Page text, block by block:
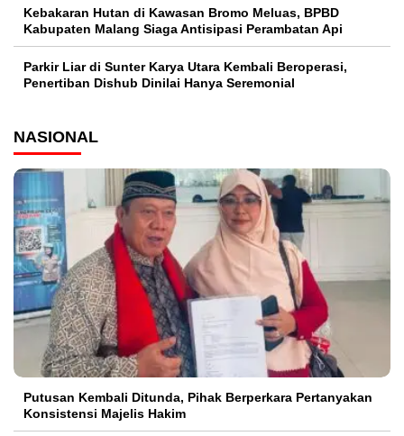
Kebakaran Hutan di Kawasan Bromo Meluas, BPBD
Kabupaten Malang Siaga Antisipasi Perambatan Api
Parkir Liar di Sunter Karya Utara Kembali Beroperasi,
Penertiban Dishub Dinilai Hanya Seremonial
NASIONAL
Putusan Kembali Ditunda, Pihak Berperkara Pertanyakan
Konsistensi Majelis Hakim